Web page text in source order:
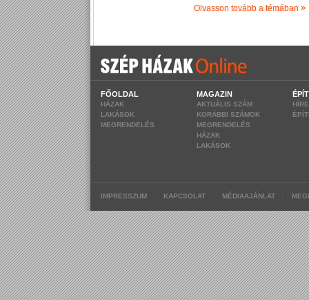
Olvasson tovább a témában »
FŐOLDAL
HÁZAK
LAKÁSOK
MEGRENDELÉS
MAGAZIN
AKTUÁLIS SZÁM
KORÁBBI SZÁMOK
MEGRENDELÉS
HÁZAK
LAKÁSOK
IMPRESSZUM KAPCSOLAT MÉDIAAJÁNLAT